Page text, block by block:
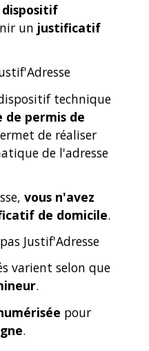
dispositif
un justificatif
technique
de permis de
de réaliser
de l'adresse
vous n'avez
de domicile.
Justif'Adresse
varient selon que
.
pour
.